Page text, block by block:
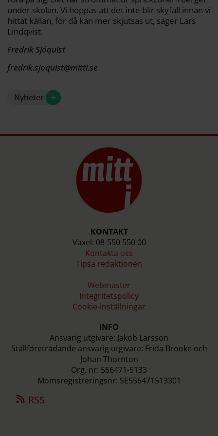
under skolan. Vi hoppas att det inte blir skyfall innan vi
hittat källan, för då kan mer skjutsas ut, säger Lars
Lindqvist.
Fredrik Sjöquist
fredrik.sjoquist@mitti.se
Nyheter +
KONTAKT
Växel: 08-550 550 00
Kontakta oss
Tipsa redaktionen
Webmaster
Integritetspolicy
Cookie-inställningar
INFO
Ansvarig utgivare: Jakob Larsson
Ställföreträdande ansvarig utgivare: Frida Brooke och
Johan Thornton
Org. nr: 556471-5133
Momsregistreringsnr: SE556471513301
RSS